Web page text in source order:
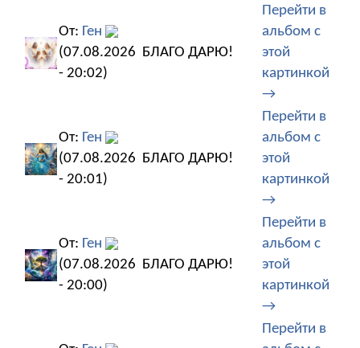
От: Ген
(07.08.2026
- 20:02)
БЛАГО ДАРЮ!
Перейти в
альбом с
этой
картинкой
→
От: Ген
(07.08.2026
- 20:01)
БЛАГО ДАРЮ!
Перейти в
альбом с
этой
картинкой
→
От: Ген
(07.08.2026
- 20:00)
БЛАГО ДАРЮ!
Перейти в
альбом с
этой
картинкой
→
Перейти в